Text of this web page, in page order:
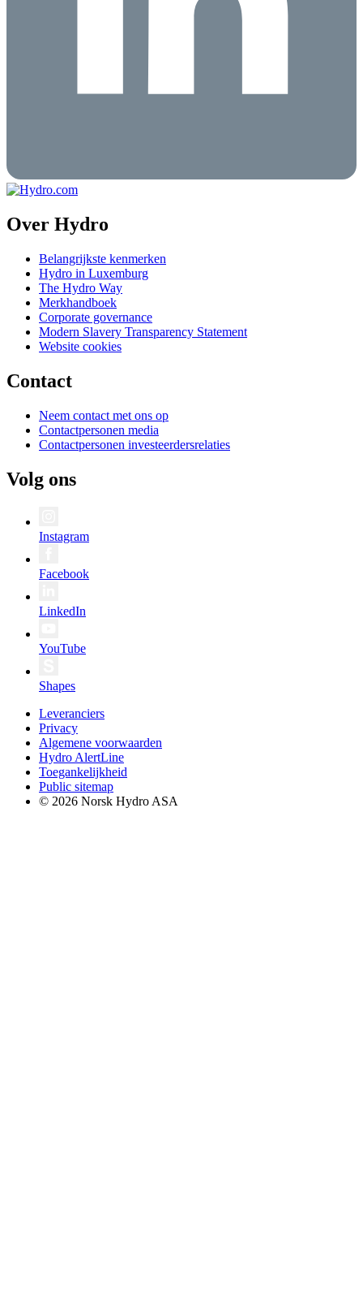
Over Hydro
Belangrijkste kenmerken
Hydro in Luxemburg
The Hydro Way
Merkhandboek
Corporate governance
Modern Slavery Transparency Statement
Website cookies
Contact
Neem contact met ons op
Contactpersonen media
Contactpersonen investeerdersrelaties
Volg ons
Instagram
Facebook
LinkedIn
YouTube
Shapes
Leveranciers
Privacy
Algemene voorwaarden
Hydro AlertLine
Toegankelijkheid
Public sitemap
© 2026 Norsk Hydro ASA